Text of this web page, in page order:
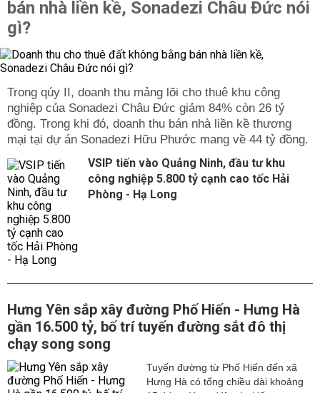
bán nhà liền kề, Sonadezi Châu Đức nói
gì?
Trong qúy II, doanh thu mảng lõi cho thuê khu công
nghiệp của Sonadezi Châu Đức giảm 84% còn 26 tỷ
đồng. Trong khi đó, doanh thu bán nhà liền kề thương
mại tại dự án Sonadezi Hữu Phước mang về 44 tỷ đồng.
VSIP tiến vào Quảng Ninh, đầu tư khu
công nghiệp 5.800 tỷ cạnh cao tốc Hải
Phòng - Hạ Long
Hưng Yên sắp xây đường Phố Hiến - Hưng Hà
gần 16.500 tỷ, bố trí tuyến đường sắt đô thị
chạy song song
Tuyến đường từ Phố Hiến đến xã
Hưng Hà có tổng chiều dài khoảng